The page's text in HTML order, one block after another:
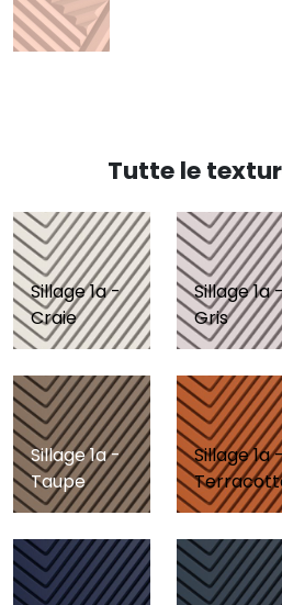
Tutte le
Sillage 1a -
Craie
Sillage 1a
Gris
Sillage 1a -
Taupe
Sillage 1a